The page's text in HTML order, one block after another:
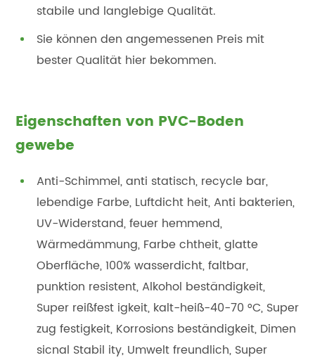
stabile und langlebige Qualität.
Sie können den angemessenen Preis mit
bester Qualität hier bekommen.
Eigenschaften von PVC-Boden
gewebe
Anti-Schimmel, anti statisch, recycle bar,
lebendige Farbe, Luftdicht heit, Anti bakterien,
UV-Widerstand, feuer hemmend,
Wärmedämmung, Farbe chtheit, glatte
Oberfläche, 100% wasserdicht, faltbar,
punktion resistent, Alkohol beständigkeit,
Super reißfest igkeit, kalt-heiß-40-70 °C, Super
zug festigkeit, Korrosions beständigkeit, Dimen
sicnal Stabil ity, Umwelt freundlich, Super